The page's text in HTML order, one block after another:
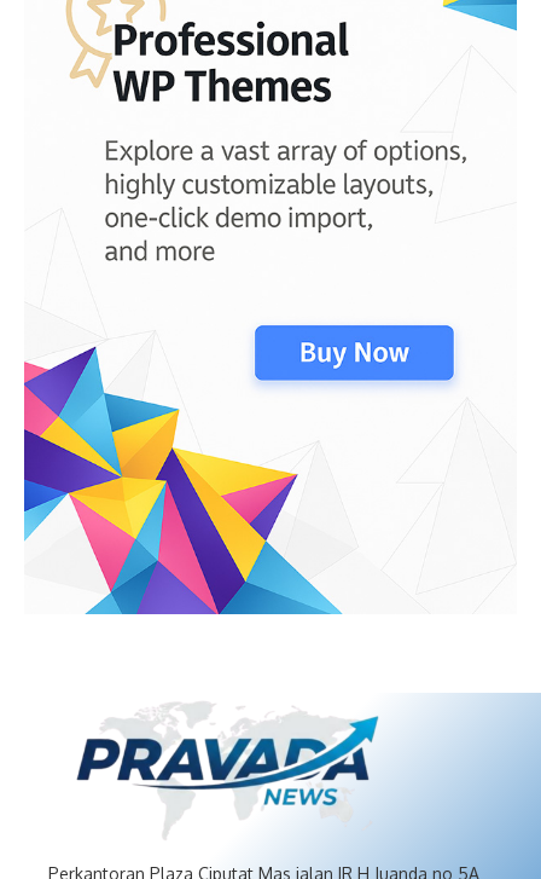
Perkantoran Plaza Ciputat Mas jalan IR H Juanda no 5A